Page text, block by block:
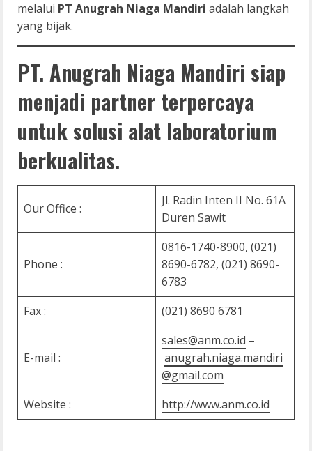
melalui PT Anugrah Niaga Mandiri adalah langkah
yang bijak.
PT. Anugrah Niaga Mandiri siap
menjadi partner terpercaya
untuk solusi alat laboratorium
berkualitas.
Our Office :
Jl. Radin Inten II No. 61A
Duren Sawit
Phone :
0816-1740-8900, (021)
8690-6782, (021) 8690-
6783
Fax :
(021) 8690 6781
E-mail :
sales@anm.co.id –
anugrah.niaga.mandiri
@gmail.com
Website :
http://www.anm.co.id